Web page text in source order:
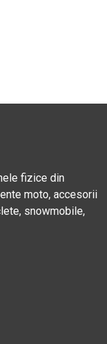
fizice din
moto, accesorii
snowmobile,